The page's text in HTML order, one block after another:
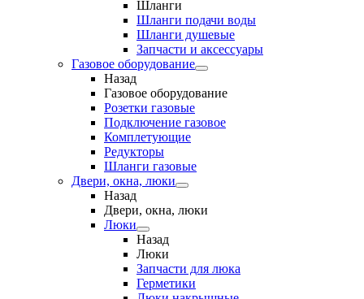
Шланги
Шланги подачи воды
Шланги душевые
Запчасти и аксессуары
Газовое оборудование
Назад
Газовое оборудование
Розетки газовые
Подключение газовое
Комплетующие
Редукторы
Шланги газовые
Двери, окна, люки
Назад
Двери, окна, люки
Люки
Назад
Люки
Запчасти для люка
Герметики